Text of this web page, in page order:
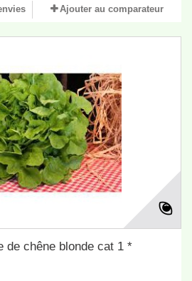
Ajouter au comparateur
de chêne blonde cat 1 *